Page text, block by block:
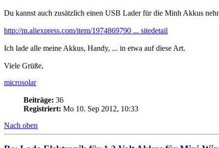
Du kannst auch zusätzlich einen USB Lader für die Minh Akkus
http://m.aliexpress.com/item/1974869790 ... sitedetail
Ich lade alle meine Akkus, Handy, ... in etwa auf diese Art.
Viele Grüße,
microsolar
Beiträge: 36
Registriert: Mo 10. Sep 2012, 10:33
Nach oben